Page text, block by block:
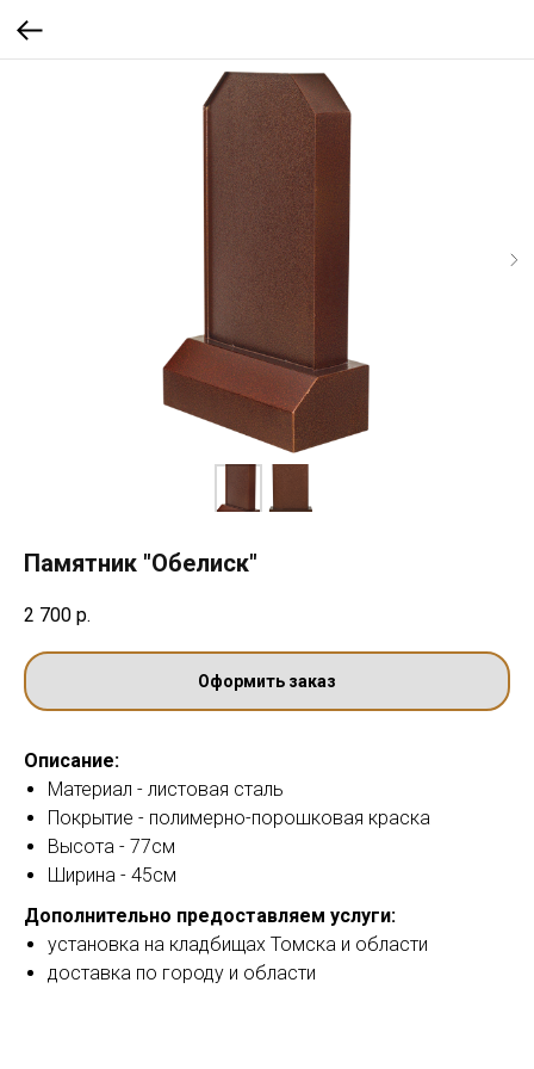
Памятник "Обелиск"
2 700 р.
Оформить заказ
Описание:
Материал - листовая сталь
Покрытие - полимерно-порошковая краска
Высота - 77см
Ширина - 45см
Дополнительно предоставляем услуги:
установка на кладбищах Томска и области
доставка по городу и области